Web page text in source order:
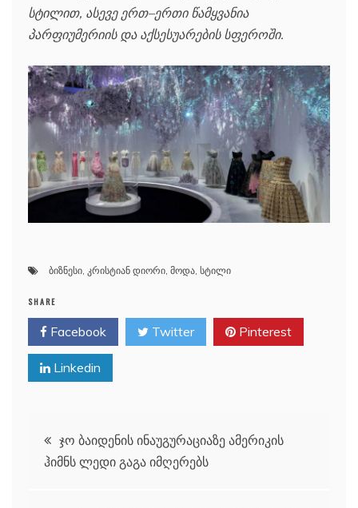
სტილით, ასევე ერთ–ერთი წამყვანია
პარფიუმერიის და აქსესუარების სფეროში.
ბიზნესი, კრისტიან დიორი, მოდა, სტილი
SHARE
Facebook Twitter Pinterest
Linkedin
პოსტის
ნავიგაცია
ჯო ბაიდენის ინაუგურაციაზე ამერიკის
ჰიმნს ლედი გაგა იმღერებს